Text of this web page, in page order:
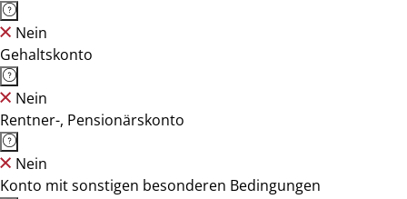
Nein
Gehaltskonto
Nein
Rentner-, Pensionärskonto
Nein
Konto mit sonstigen besonderen Bedingungen